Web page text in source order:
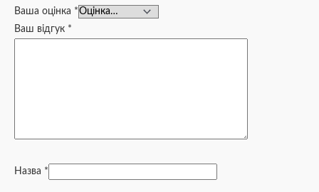
Ваша оцінка *
Ваш відгук *
Назва *